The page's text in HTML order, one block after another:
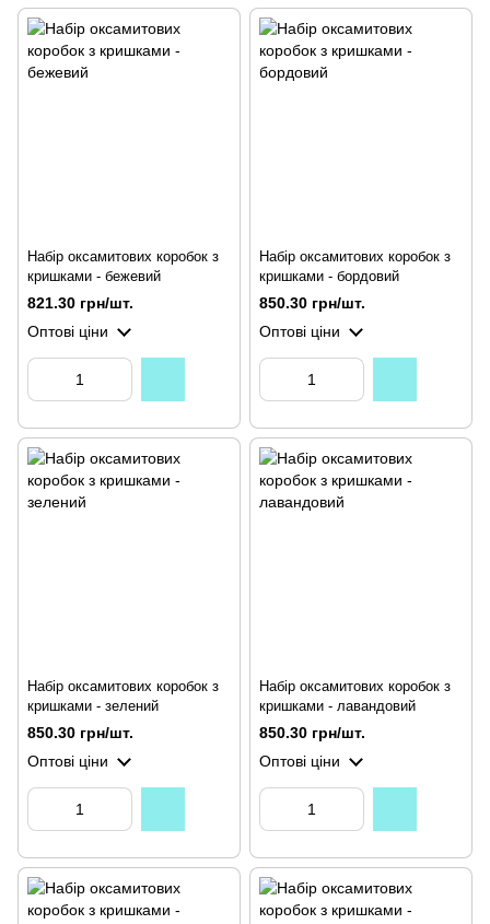
Набір оксамитових коробок з
кришками - бежевий
821.30 грн/шт.
Оптові ціни
Набір оксамитових коробок з
кришками - бордовий
850.30 грн/шт.
Оптові ціни
Набір оксамитових коробок з
кришками - зелений
850.30 грн/шт.
Оптові ціни
Набір оксамитових коробок з
кришками - лавандовий
850.30 грн/шт.
Оптові ціни